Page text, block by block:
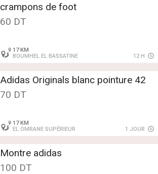
crampons de foot
60 DT
17 KM
BOUMHEL EL BASSATINE
12 H
Adidas Originals blanc pointure 42
70 DT
17 KM
EL OMRANE SUPÉRIEUR
1 JOUR
Montre adidas
100 DT